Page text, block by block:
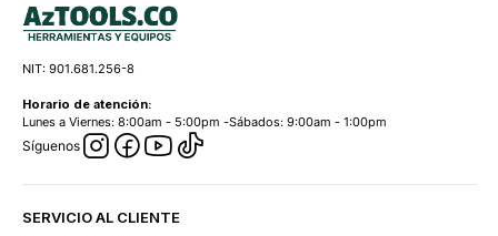
NIT: 901.681.256-8
Horario de atención:
Lunes a Viernes: 8:00am - 5:00pm -Sábados: 9:00am - 1:00pm
Síguenos
SERVICIO AL CLIENTE